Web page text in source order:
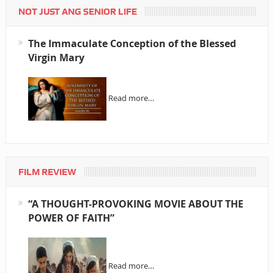
NOT JUST ANG SENIOR LIFE
The Immaculate Conception of the Blessed
Virgin Mary
Read more…
FILM REVIEW
“A THOUGHT-PROVOKING MOVIE ABOUT THE
POWER OF FAITH”
Read more…